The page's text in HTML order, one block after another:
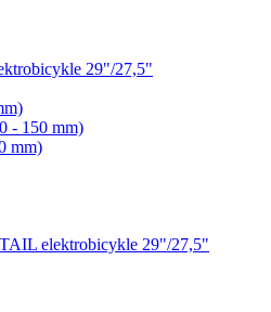
29"/27,5"
- 150 mm)
mm)
elektrobicykle 29"/27,5"